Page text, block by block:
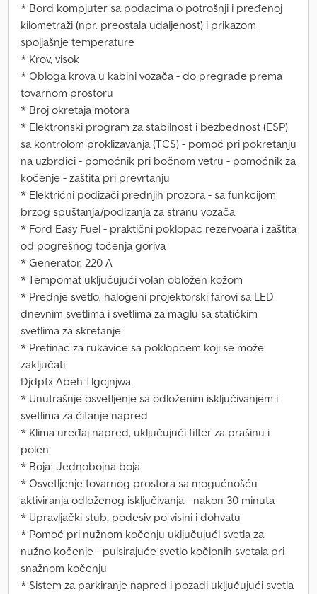
* Bord kompjuter sa podacima o potrošnji i pređenoj
kilometraži (npr. preostala udaljenost) i prikazom
spoljašnje temperature
* Krov, visok
* Obloga krova u kabini vozača - do pregrade prema
tovarnom prostoru
* Broj okretaja motora
* Elektronski program za stabilnost i bezbednost (ESP)
sa kontrolom proklizavanja (TCS) - pomoć pri pokretanju
na uzbrdici - pomoćnik pri bočnom vetru - pomoćnik za
kočenje - zaštita pri prevrtanju
* Električni podizači prednjih prozora - sa funkcijom
brzog spuštanja/podizanja za stranu vozača
* Ford Easy Fuel - praktični poklopac rezervoara i zaštita
od pogrešnog točenja goriva
* Generator, 220 A
* Tempomat uključujući volan obložen kožom
* Prednje svetlo: halogeni projektorski farovi sa LED
dnevnim svetlima i svetlima za maglu sa statičkim
svetlima za skretanje
* Pretinac za rukavice sa poklopcem koji se može
zaključati
Djdpfx Abeh Tlgcjnjwa
* Unutrašnje osvetljenje sa odloženim isključivanjem i
svetlima za čitanje napred
* Klima uređaj napred, uključujući filter za prašinu i
polen
* Boja: Jednobojna boja
* Osvetljenje tovarnog prostora sa mogućnošću
aktiviranja odloženog isključivanja - nakon 30 minuta
* Upravljački stub, podesiv po visini i dohvatu
* Pomoć pri nužnom kočenju uključujući svetla za
nužno kočenje - pulsirajuće svetlo kočionih svetala pri
snažnom kočenju
* Sistem za parkiranje napred i pozadi uključujući svetla